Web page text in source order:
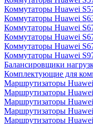
Коммутаторы Huawei
Коммутаторы Huawei
Коммутаторы Huawei
Коммутаторы Huawei
Коммутаторы Huawei
Коммутаторы Huawei
Балансировщики
Комплектующие для
Маршрутизаторы Huawei
Маршрутизаторы
Маршрутизаторы
Маршрутизаторы
Маршрутизаторы